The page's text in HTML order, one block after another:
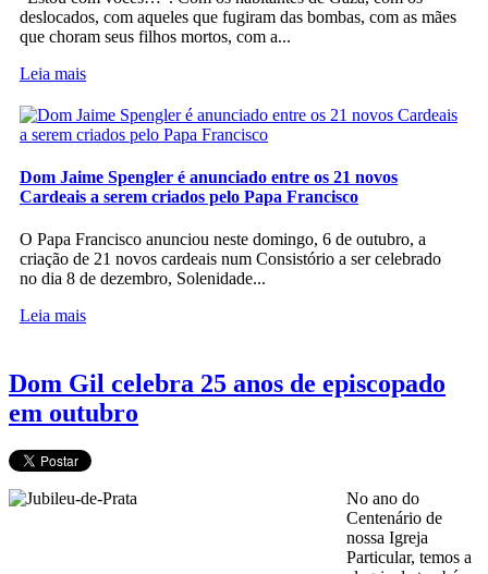
deslocados, com aqueles que fugiram das bombas, com as mães
que choram seus filhos mortos, com a...
Leia mais
Dom Jaime Spengler é anunciado entre os 21 novos
Cardeais a serem criados pelo Papa Francisco
O Papa Francisco anunciou neste domingo, 6 de outubro, a
criação de 21 novos cardeais num Consistório a ser celebrado
no dia 8 de dezembro, Solenidade...
Leia mais
Dom Gil celebra 25 anos de episcopado
em outubro
No ano do
Centenário de
nossa Igreja
Particular, temos a